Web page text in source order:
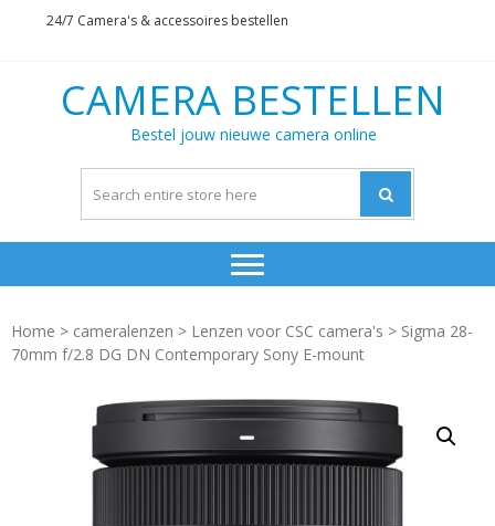
24/7 Camera's & accessoires bestellen
CAMERA BESTELLEN
Bestel jouw nieuwe camera online
Home > cameralenzen > Lenzen voor CSC camera's > Sigma 28-
70mm f/2.8 DG DN Contemporary Sony E-mount